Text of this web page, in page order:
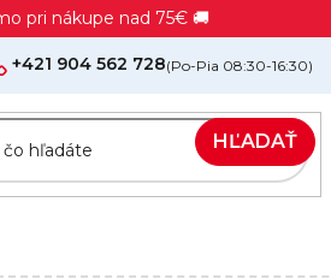
pri nákupe nad 75€ 🚚
+421 904 562 728(Po-Pia 08:30-16:30)
HĽADAŤ